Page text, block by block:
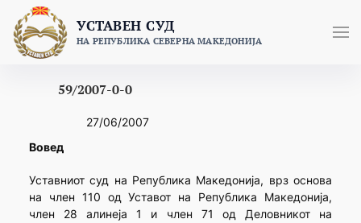
content
УСТАВЕН СУД
НА РЕПУБЛИКА СЕВЕРНА МАКЕДОНИЈА
59/2007-0-0
27/06/2007
Вовед
Уставниот суд на Република Македонија, врз основа
на член 110 од Уставот на Република Македонија,
член 28 алинеја 1 и член 71 од Деловникот на